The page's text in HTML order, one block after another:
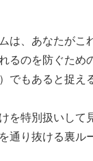
は、あなたがこ
るのを防ぐため
でもあると捉え
を特別扱いして
通り抜ける裏ル